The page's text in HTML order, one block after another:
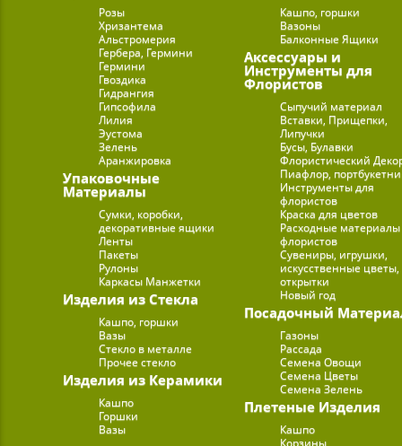
Розы
Хризантема
Альстромерия
Гербера, Гермини
Гермини
Гвоздика
Гидрангия
Гипсофила
Лилия
Эустома
Зелень
Аранжировка
Упаковочные
Материалы
Сумки, коробки,
декоративные ящики
Ленты
Пакеты
Рулоны
Каркасы Манжетки
Изделия из Стекла
Кашпо, горшки
Вазы
Стекло в металле
Прочее стекло
Изделия из Керамики
Кашпо
Горшки
Вазы
Кашпо, горшки
Вазоны
Балконные Ящики
Аксессуары и
Инструменты для
Флористов
Сыпучий материал
Вставки, Прищепки,
Липучки
Бусы, Булавки
Флористический
Пиафлор,
Инструменты для
флористов
Краска для цветов
Расходные
флористов
Сувениры, игрушки,
искусственные цветы,
открытки
Новый год
Посадочный
Газоны
Рассада
Семена Овощи
Семена Цветы
Семена Зелень
Плетеные Изделия
Кашпо